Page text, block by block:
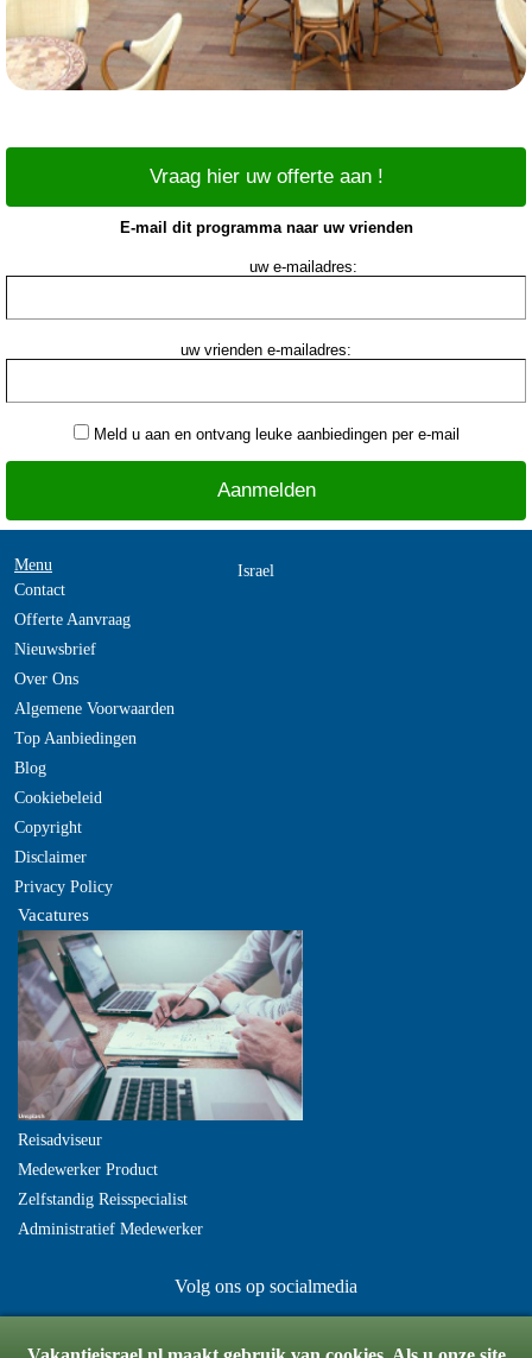
Vraag hier uw offerte aan !
E-mail dit programma naar uw vrienden
uw e-mailadres:
uw vrienden e-mailadres:
Meld u aan en ontvang leuke aanbiedingen per e-mail
Menu
Contact
Offerte Aanvraag
Nieuwsbrief
Over Ons
Algemene Voorwaarden
Top Aanbiedingen
Blog
Cookiebeleid
Copyright
Disclaimer
Privacy Policy
Vacatures
Reisadviseur
Medewerker Product
Zelfstandig Reisspecialist
Administratief Medewerker
Israel
Volg ons op socialmedia